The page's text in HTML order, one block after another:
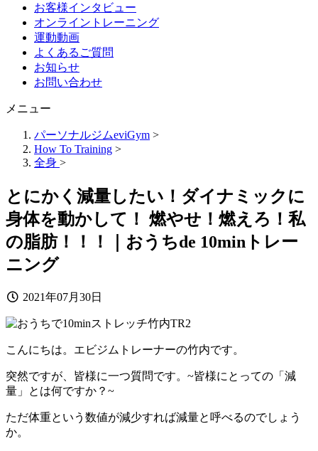
お客様インタビュー
オンライントレーニング
運動動画
よくあるご質問
お知らせ
お問い合わせ
メニュー
パーソナルジムeviGym >
How To Training >
全身 >
とにかく減量したい！ダイナミックに
身体を動かして！ 燃やせ！燃えろ！私
の脂肪！！！｜おうちde 10minトレー
ニング
2021年07月30日
こんにちは。エビジムトレーナーの竹内です。
突然ですが、皆様に一つ質問です。 ~皆様にとっての「減
量」とは何ですか？~
ただ体重という数値が減少すれば減量と呼べるのでしょう
か。